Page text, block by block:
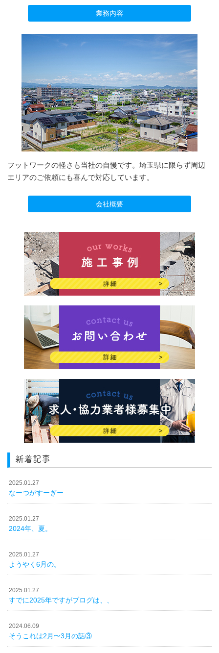
業務内容
フットワークの軽さも当社の自慢です。埼玉県に限らず周辺
エリアのご依頼にも喜んで対応しています。
会社概要
新着記事
2025.01.27
なーつがすーぎー
2025.01.27
2024年、夏。
2025.01.27
ようやく6月の。
2025.01.27
すでに2025年ですがブログは、、
2024.06.09
そうこれは2月〜3月の話③